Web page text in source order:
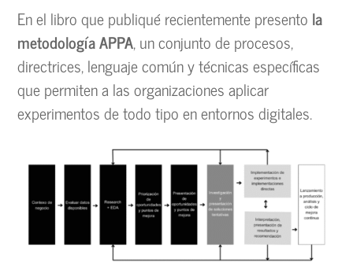
En el libro que publiqué recientemente presento la
metodología APPA, un conjunto de procesos,
directrices, lenguaje común y técnicas específicas
que permiten a las organizaciones aplicar
experimentos de todo tipo en entornos digitales.